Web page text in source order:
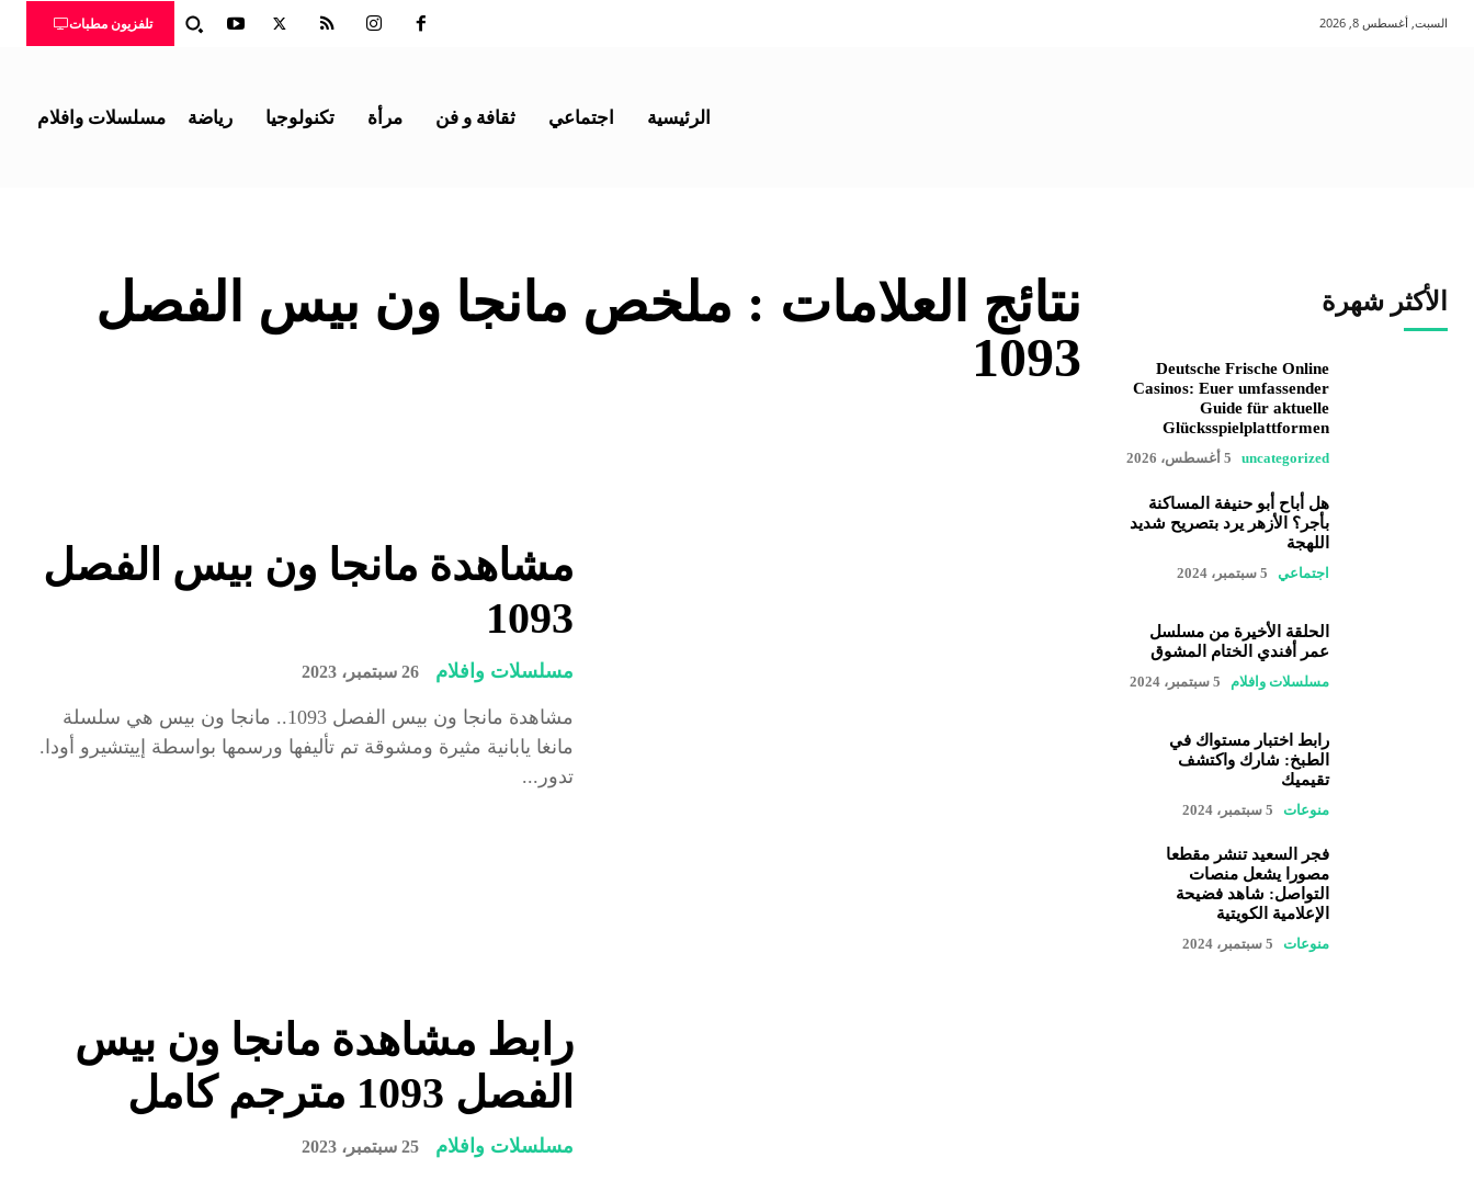
تلفزيون مطبات السبت, أغسطس 8, 2026
الرئيسية اجتماعي ثقافة و فن مرأة تكنولوجيا رياضة مسلسلات وافلام
نتائج العلامات : ملخص مانجا ون بيس الفصل
1093
مشاهدة مانجا ون بيس الفصل
1093
مسلسلات وافلام 26 سبتمبر، 2023
مشاهدة مانجا ون بيس الفصل 1093.. مانجا ون بيس هي سلسلة
مانغا يابانية مثيرة ومشوقة تم تأليفها ورسمها بواسطة إييتشيرو أودا.
تدور...
رابط مشاهدة مانجا ون بيس
الفصل 1093 مترجم كامل
مسلسلات وافلام 25 سبتمبر، 2023
الأكثر شهرة
Deutsche Frische Online
Casinos: Euer umfassender
Guide für aktuelle
Glücksspielplattformen
uncategorized 5 أغسطس، 2026
هل أباح أبو حنيفة المساكنة
بأجر؟ الأزهر يرد بتصريح شديد
اللهجة
اجتماعي 5 سبتمبر، 2024
الحلقة الأخيرة من مسلسل
عمر أفندي الختام المشوق
مسلسلات وافلام 5 سبتمبر، 2024
رابط اختبار مستواك في
الطبخ: شارك واكتشف
تقيميك
منوعات 5 سبتمبر، 2024
فجر السعيد تنشر مقطعا
مصورا يشعل منصات
التواصل: شاهد فضيحة
الإعلامية الكويتية
منوعات 5 سبتمبر، 2024